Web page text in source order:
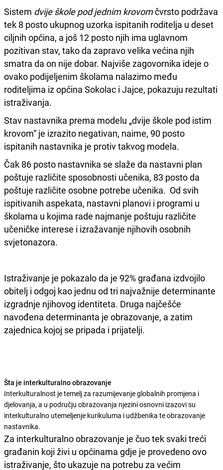
Sistem dvije škole pod jednim krovomčvrsto podržava
tek 8 posto ukupnog uzorka ispitanih roditelja u deset
ciljnih općina, a još 12 posto njih ima uglavnom
pozitivan stav, tako da zapravo velika većina njih
smatra da on nije dobar. Najviše zagovornika ideje o
ovako podijeljenim školama nalazimo među
roditeljima iz općina Sokolac i Jajce, pokazuju rezultati
istraživanja.
Stav nastavnika prema modelu „dvije škole pod istim
krovom“ je izrazito negativan, naime, 90 posto
ispitanih nastavnika je protiv takvog modela.
Čak 86 posto nastavnika se slaže da nastavni plan
poštuje različite sposobnosti učenika, 83 posto da
poštuje različite osobne potrebe učenika. Od svih
ispitivanih aspekata, nastavni planovi i programi u
školama u kojima rade najmanje poštuju različite
učeničke interese i izražavanje njihovih osobnih
svjetonazora.
Istraživanje je pokazalo da je 92% građana izdvojilo
obitelj i odgoj kao jednu od tri najvažnije determinante
izgradnje njihovog identiteta. Druga najčešće
navođena determinanta je obrazovanje, a zatim
zajednica kojoj se pripada i prijatelji.
Šta je interkulturalno obrazovanje
Interkulturalnost je temelj za razumijevanje globalnih promjena i
djelovanja, a u području obrazovanja njezini osnovni izazovi su
interkulturalno utemeljenje kurikuluma i udžbenika te obrazovanje
nastavnika.
Za interkulturalno obrazovanje je čuo tek svaki treći
građanin koji živi u općinama gdje je provedeno ovo
istraživanje, što ukazuje na potrebu za većim